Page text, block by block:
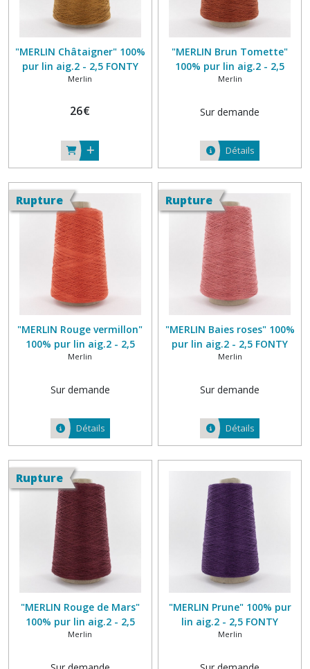
"MERLIN Châtaigner" 100%
pur lin aig.2 - 2,5 FONTY
Merlin
26€
"MERLIN Brun Tomette"
100% pur lin aig.2 - 2,5
FONTY
Merlin
Sur demande
Détails
Rupture
"MERLIN Rouge vermillon"
100% pur lin aig.2 - 2,5
FONTY
Merlin
Sur demande
Détails
Rupture
"MERLIN Baies roses" 100%
pur lin aig.2 - 2,5 FONTY
Merlin
Sur demande
Détails
Rupture
"MERLIN Rouge de Mars"
100% pur lin aig.2 - 2,5
FONTY
Merlin
"MERLIN Prune" 100% pur
lin aig.2 - 2,5 FONTY
Merlin